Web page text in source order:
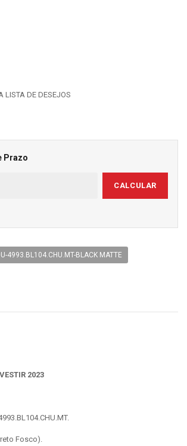
LISTA DE DESEJOS
Prazo
CALCULAR
4993.BL104.CHU.MT-BLACK MATTE
2023
Fosco).